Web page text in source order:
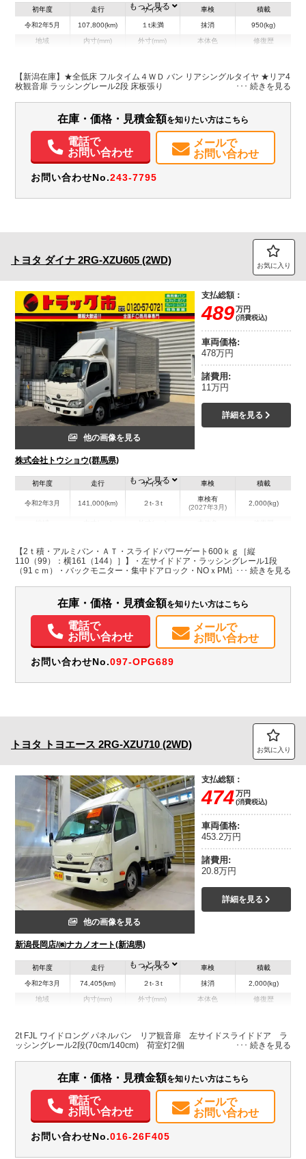
初年度
令和2年5月
走行
107,800(km)
サイズ
１t未満
車検
抹消
積載
950(kg)
地域 内寸(mm)
H:1,990
外寸(mm)
H:2,830
本体色 修復歴
パワステ パワーウィンドウ
もっと見る
【新潟在庫】★全低床 フルタイム４ＷＤ バン リアシングルタイヤ ★リア4
枚観音扉 ラッシングレール2段 床板張り
在庫・価格・見積金額を知りたい方はこちら
電話で
お問い合わせ
メールで
お問い合わせ
お問い合わせNo.243-7795
トヨタ ダイナ 2RG-XZU605 (2WD) お気に入り
他の画像を見る
株式会社トウショウ(群馬県)
支払総額：
489万円
(消費税込)
車両価格:
478万円
諸費用:
11万円
詳細を見る
初年度
令和2年3月
走行
141,000(km)
サイズ
２t-３t
車検
車検有
(2027年3月)
積載
2,000(kg)
群馬県
W:1,730
H:2,160
W:1,910
H:3,100
パワステ パワーウィンドウ ABS エアバッグ
集中ドアロック
バックモニター
もっと見る
【2ｔ積・アルミバン・ＡＴ・スライドパワーゲート600ｋｇ［縦
110（99）：横161（144）］】・左サイドドア・ラッシングレール1段
（91ｃｍ）・バックモニター・集中ドアロック・NOｘPM適合・車両総重
在庫・価格・見積金額を知りたい方はこちら
電話で
お問い合わせ
メールで
お問い合わせ
お問い合わせNo.097-OPG689
トヨタ トヨエース 2RG-XZU710 (2WD) お気に入り
他の画像を見る
新潟長岡店/㈱ナカノオート(新潟県)
支払総額：
474万円
(消費税込)
車両価格:
453.2万円
諸費用:
20.8万円
詳細を見る
初年度
令和2年3月
走行
74,405(km)
サイズ
２t-３t
車検
抹消
積載
2,000(kg)
地域 内寸(mm)
H:2,050
外寸(mm)
H:3,070
本体色 修復歴
パワステ パワーウィンドウ ABS エアバッグ
集中ドアロック
カーナビ
TV ETC バックモニター
記録簿（一部含む）
取扱説明書（一部含む）
PMマフラー
もっと見る
2t FJL ワイドロング パネルバン リア観音扉 左サイドスライドドア ラ
ッシングレール2段(70cm/140cm) 荷室灯2個
在庫・価格・見積金額を知りたい方はこちら
電話で
お問い合わせ
メールで
お問い合わせ
お問い合わせNo.016-26F405